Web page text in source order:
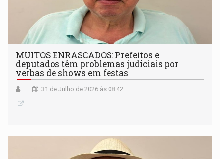
MUITOS ENRASCADOS: Prefeitos e
deputados têm problemas judiciais por
verbas de shows em festas
31 de Julho de 2026 às 08:42